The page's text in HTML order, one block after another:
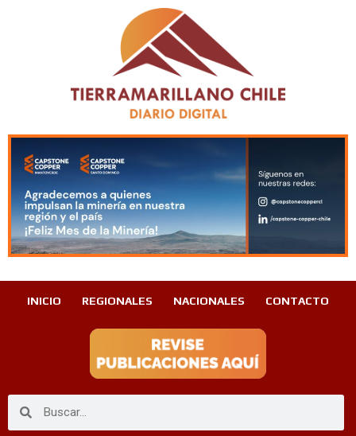
INICIO REGIONALES NACIONALES CONTACTO